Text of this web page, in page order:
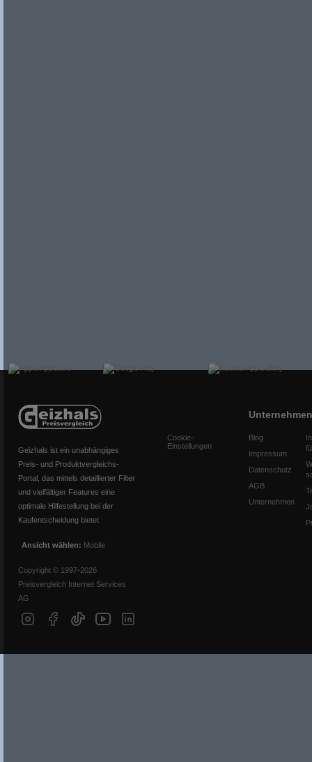
Geizhals ist ein unabhängiges
Preis- und Produktvergleichs-
Portal, das mittels detaillierter Filter
und vielfältiger Features eine
optimale Hilfestellung bei der
Kaufentscheidung bietet.
Ansicht wählen: Mobile
Copyright © 1997-2026
Preisvergleich Internet Services
AG
Cookie-
Einstellungen
Unternehmen
Blog
Impressum
Datenschutz
AGB
Unternehmen